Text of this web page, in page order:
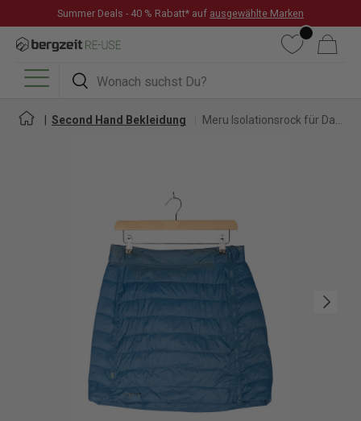
DIREKT ZUM INHALT
Summer Deals - 40 % Rabatt* auf ausgewählte Marken
Suchen
Suchen
WunschlisteWarenkorb
Menü
Second Hand Bekleidung
Nächste